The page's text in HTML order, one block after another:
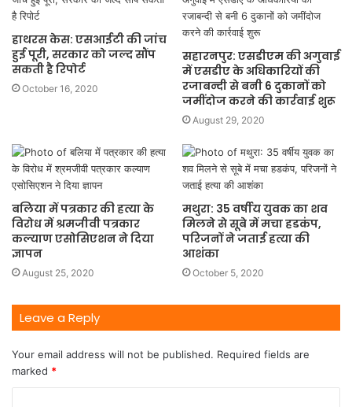
हाथरस केस: एसआईटी की जांच
हुई पूरी, सरकार को जल्द सौंप
सकती है रिपोर्ट
October 16, 2020
सहारनपुर: एसडीएम की अगुवाई
में एसडीए के अधिकारियों की
रजाबन्दी से बनी 6 दुकानों को
जमींदोज करने की कार्रवाई शुरू
August 29, 2020
बलिया में पत्रकार की हत्या के
विरोध में श्रमजीवी पत्रकार
कल्याण एसोसिएशन ने दिया
ज्ञापन
August 25, 2020
मथुरा: 35 वर्षीय युवक का शव
मिलने से सूबे में मचा हडकंप,
परिजनों ने जताई हत्या की
आशंका
October 5, 2020
Leave a Reply
Your email address will not be published. Required fields are
marked *